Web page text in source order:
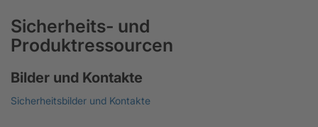
Sicherheits- und
Produktressourcen
Bilder und Kontakte
Sicherheitsbilder und Kontakte